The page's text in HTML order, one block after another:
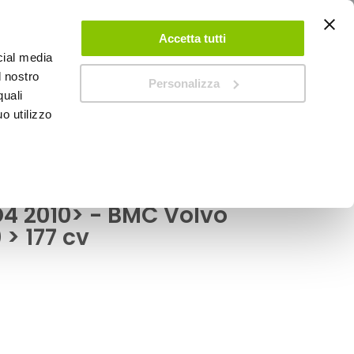
media
nostro
utilizzo
Accetta tutti
Personalizza
ACCEDI CREA UN ACCOUNT CONTATTACI
2010> - BMC Volvo
177 cv